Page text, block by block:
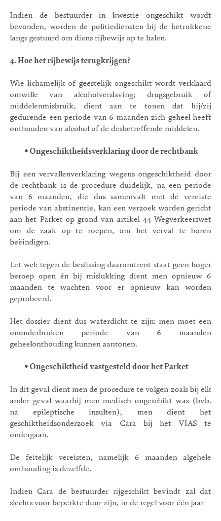
Indien de bestuurder in kwestie ongeschikt wordt
bevonden, worden de politiediensten bij de betrokkene
langs gestuurd om diens rijbewijs op te halen.
4.Hoe het rijbewijs terugkrijgen?
Wie lichamelijk of geestelijk ongeschikt wordt verklaard
omwille van alcoholverslaving; drugsgebruik of
middelenmisbruik, dient aan te tonen dat hij/zij
gedurende een periode van 6 maanden zich geheel heeft
onthouden van alcohol of de desbetreffende middelen.
• Ongeschiktheidsverklaring door de rechtbank
Bij een vervallenverklaring wegens ongeschiktheid door
de rechtbank is de procedure duidelijk, na een periode
van 6 maanden, die dus samenvalt met de vereiste
periode van abstinentie, kan een verzoek worden gericht
aan het Parket op grond van artikel 44 Wegverkeerswet
om de zaak op te roepen, om het verval te horen
beëindigen.
Let wel: tegen de beslissing daaromtrent staat geen hoger
beroep open én bij mislukking dient men opnieuw 6
maanden te wachten voor er opnieuw kan worden
geprobeerd.
Het dossier dient dus waterdicht te zijn: men moet een
ononderbroken periode van 6 maanden
geheelonthouding kunnen aantonen.
• Ongeschiktheid vastgesteld door het Parket
In dit geval dient men de procedure te volgen zoals bij elk
ander geval waarbij men medisch ongeschikt was (bvb.
na epileptische insulten), men dient het
geschiktheidsonderzoek via Cara bij het VIAS te
ondergaan.
De feitelijk vereisten, namelijk 6 maanden algehele
onthouding is dezelfde.
Indien Cara de bestuurder rijgeschikt bevindt zal dat
slechts voor beperkte duur zijn, in de regel voor één jaar